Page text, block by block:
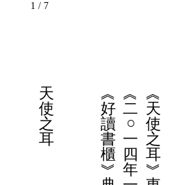
1 / 7
天 ︽ ︽ ︽
使
好 二 天
之 讀 ○
使
耳
書 一 之
櫃 四 耳
︾ 年 ︾